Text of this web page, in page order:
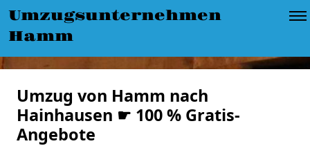
Umzugsunternehmen
Hamm
Umzug von Hamm nach
Hainhausen ☛ 100 % Gratis-
Angebote